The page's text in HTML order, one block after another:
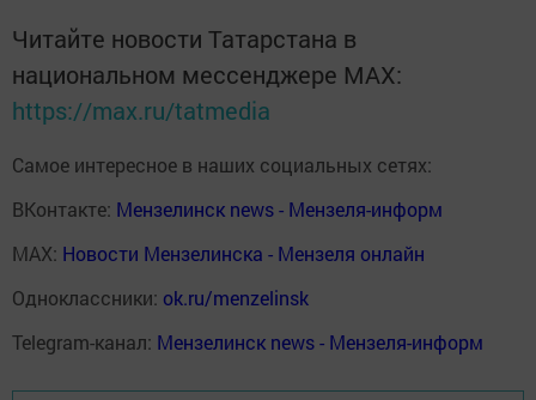
Читайте новости Татарстана в
национальном мессенджере MАХ:
https://max.ru/tatmedia
Самое интересное в наших социальных сетях:
ВКонтакте: Мензелинск news - Мензеля-информ
MAX: Новости Мензелинска - Мензеля онлайн
Одноклассники: ok.ru/menzelinsk
Telegram-канал: Мензелинск news - Мензеля-информ